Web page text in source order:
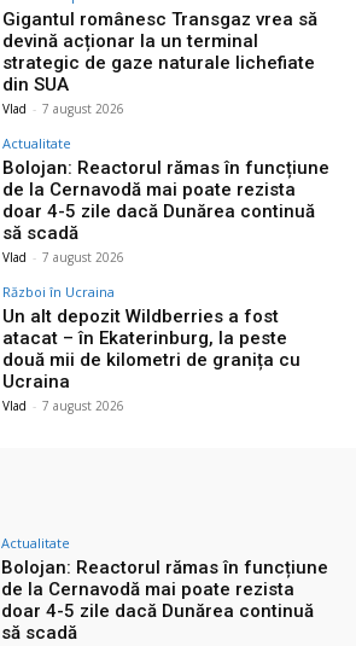
Gigantul românesc Transgaz vrea să
devină acționar la un terminal
strategic de gaze naturale lichefiate
din SUA
Vlad - 7 august 2026
Actualitate
Bolojan: Reactorul rămas în funcțiune
de la Cernavodă mai poate rezista
doar 4-5 zile dacă Dunărea continuă
să scadă
Vlad - 7 august 2026
Război în Ucraina
Un alt depozit Wildberries a fost
atacat – în Ekaterinburg, la peste
două mii de kilometri de granița cu
Ucraina
Vlad - 7 august 2026
Actualitate
Bolojan: Reactorul rămas în funcțiune
de la Cernavodă mai poate rezista
doar 4-5 zile dacă Dunărea continuă
să scadă